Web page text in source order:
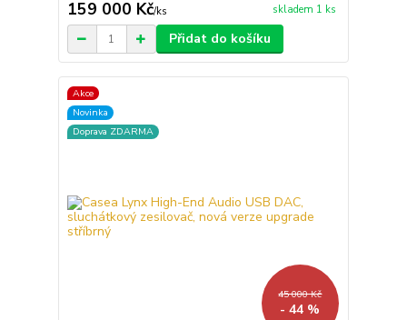
159 000 Kč/ks skladem 1 ks
Přidat do košíku
Akce
Novinka
Doprava ZDARMA
45 000 Kč
- 44 %